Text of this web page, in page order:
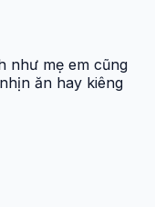
như mẹ em cũng
ăn hay kiêng